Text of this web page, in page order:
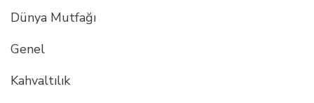
Dünya Mutfağı
Genel
Kahvaltılık